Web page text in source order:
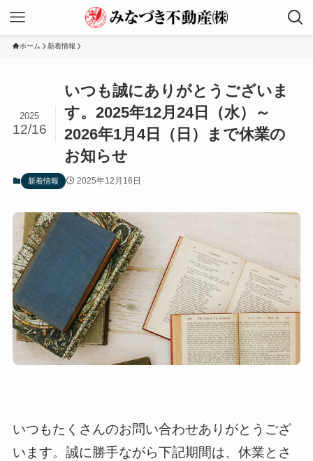
ホーム 新着情報
いつも誠にありがとうございま
す。2025年12月24日（水）～
2026年1月4日（日）まで休業の
お知らせ
2025
12/16
新着情報 2025年12月16日
いつもたくさんのお問い合わせありがとうござ
います。誠に勝手ながら下記期間は、休業とさ